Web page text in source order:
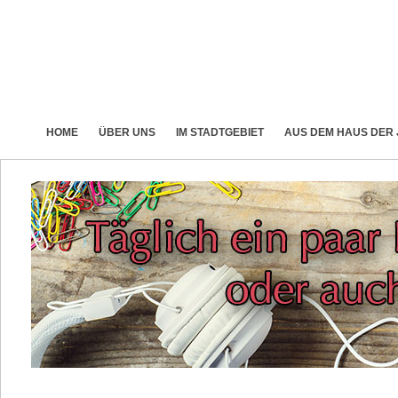
HOME ÜBER UNS IM STADTGEBIET AUS DEM HAUS DER